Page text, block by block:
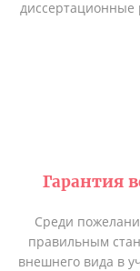
Гарантия
Среди
правильным
внешнего вида в